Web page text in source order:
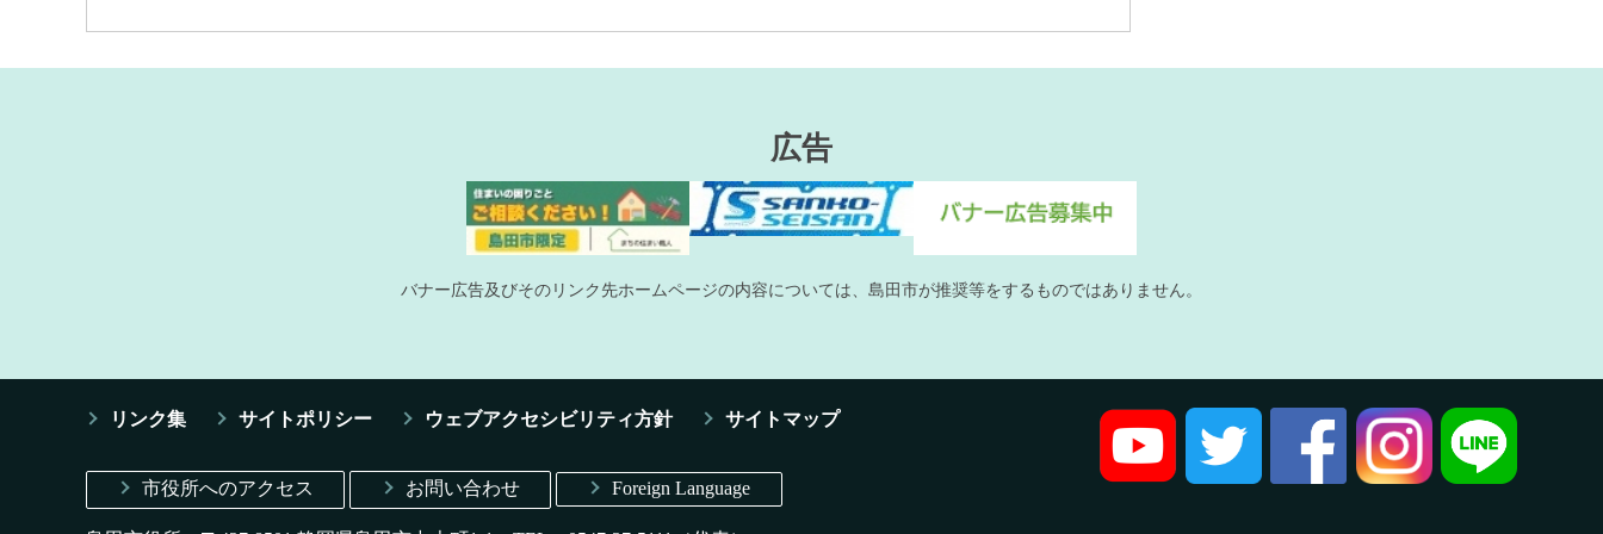
広告
バナー広告及びそのリンク先ホームページの内容については、島田市が推奨等をするものではありません。
リンク集 サイトポリシー ウェブアクセシビリティ方針 サイトマップ
市役所へのアクセス お問い合わせ Foreign Language